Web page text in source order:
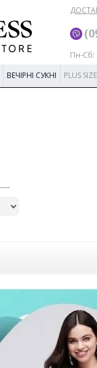
Пн-Сб:
ВЕЧІРНІ СУКНІ PLUS SIZE